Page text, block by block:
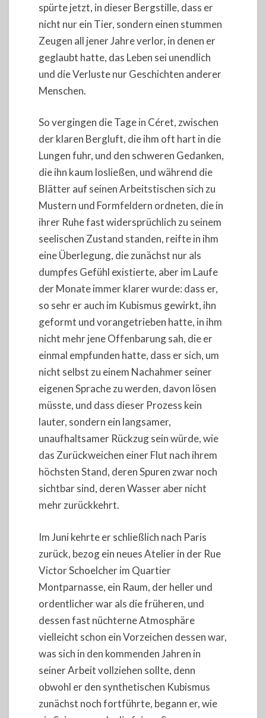
spürte jetzt, in dieser Bergstille, dass er
nicht nur ein Tier, sondern einen stummen
Zeugen all jener Jahre verlor, in denen er
geglaubt hatte, das Leben sei unendlich
und die Verluste nur Geschichten anderer
Menschen.
So vergingen die Tage in Céret, zwischen
der klaren Bergluft, die ihm oft hart in die
Lungen fuhr, und den schweren Gedanken,
die ihn kaum losließen, und während die
Blätter auf seinen Arbeitstischen sich zu
Mustern und Formfeldern ordneten, die in
ihrer Ruhe fast widersprüchlich zu seinem
seelischen Zustand standen, reifte in ihm
eine Überlegung, die zunächst nur als
dumpfes Gefühl existierte, aber im Laufe
der Monate immer klarer wurde: dass er,
so sehr er auch im Kubismus gewirkt, ihn
geformt und vorangetrieben hatte, in ihm
nicht mehr jene Offenbarung sah, die er
einmal empfunden hatte, dass er sich, um
nicht selbst zu einem Nachahmer seiner
eigenen Sprache zu werden, davon lösen
müsste, und dass dieser Prozess kein
lauter, sondern ein langsamer,
unaufhaltsamer Rückzug sein würde, wie
das Zurückweichen einer Flut nach ihrem
höchsten Stand, deren Spuren zwar noch
sichtbar sind, deren Wasser aber nicht
mehr zurückkehrt.
Im Juni kehrte er schließlich nach Paris
zurück, bezog ein neues Atelier in der Rue
Victor Schoelcher im Quartier
Montparnasse, ein Raum, der heller und
ordentlicher war als die früheren, und
dessen fast nüchterne Atmosphäre
vielleicht schon ein Vorzeichen dessen war,
was sich in den kommenden Jahren in
seiner Arbeit vollziehen sollte, denn
obwohl er den synthetischen Kubismus
zunächst noch fortführte, begann er, wie